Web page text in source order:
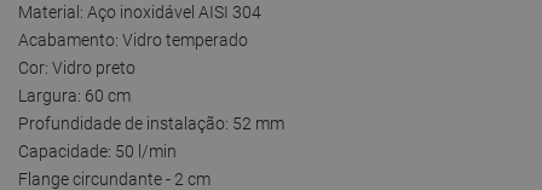
Material: Aço inoxidável AISI 304
Acabamento: Vidro temperado
Cor: Vidro preto
Largura: 60 cm
Profundidade de instalação: 52 mm
Capacidade: 50 l/min
Flange circundante - 2 cm